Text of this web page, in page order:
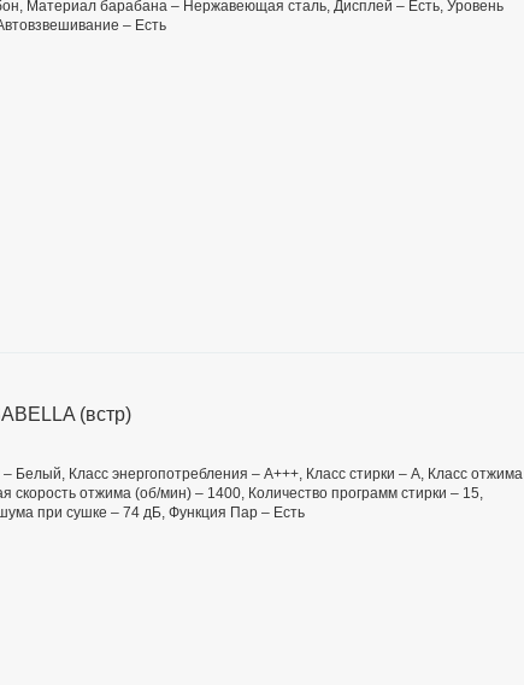
Материал барабана – Нержавеющая сталь, Дисплей – Есть, Уровень
– Есть
(встр)
Класс энергопотребления – А+++, Класс стирки – А, Класс отжима
скорость отжима (об/мин) – 1400, Количество программ стирки – 15,
при сушке – 74 дБ, Функция Пар – Есть